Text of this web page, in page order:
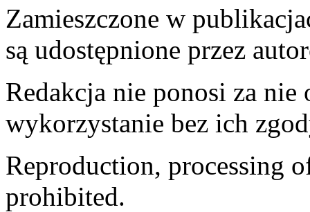
Zamieszczone w
są udostępnione przez
Redakcja nie ponosi za
wykorzystanie bez ich
Reproduction, processing
prohibited.